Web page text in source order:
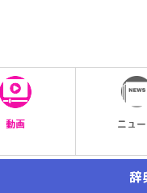
動画 ニュ
辞